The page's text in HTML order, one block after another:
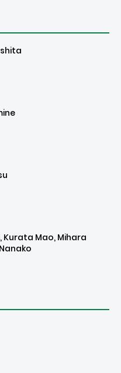
Kurata Mao, Mihara